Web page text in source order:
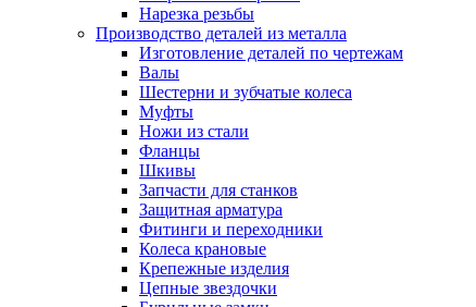
Нарезка резьбы
Производство деталей из металла
Изготовление деталей по чертежам
Валы
Шестерни и зубчатые колеса
Муфты
Ножи из стали
Фланцы
Шкивы
Запчасти для станков
Защитная арматура
Фитинги и переходники
Колеса крановые
Крепежные изделия
Цепные звездочки